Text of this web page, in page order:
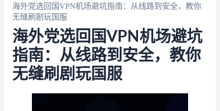
海外党选回国VPN机场避坑指南：从线路到安全，教你
无缝刷剧玩国服
海外党选回国VPN机场避坑
指南：从线路到安全，教你
无缝刷剧玩国服